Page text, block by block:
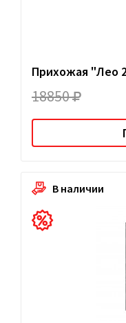
Прихожая "Лео
18850
В наличии